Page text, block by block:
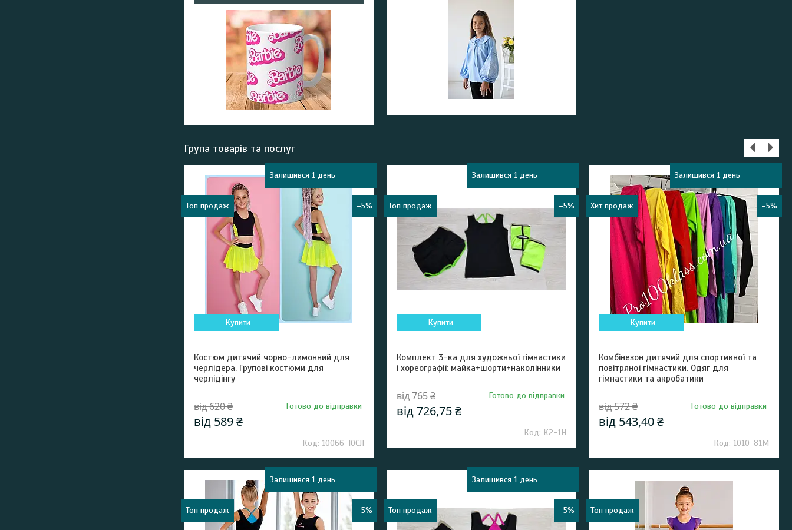
Група товарів та послуг
Топ продаж –5%
Залишився 1 день
Купити
Костюм дитячий чорно-лимонний для
черлідера. Групові костюми для
черлідінгу
від 620 ₴
від 589 ₴
Готово до відправки
10066-ЮСЛ
Топ продаж –5%
Залишився 1 день
Купити
Комплект 3-ка для художньої гімнастики
і хореографії: майка+шорти+наколінники
від 765 ₴
від 726,75 ₴
Готово до відправки
К2-1Н
Хит продаж –5%
Залишився 1 день
Купити
Комбінезон дитячий для спортивної та
повітряної гімнастики. Одяг для
гімнастики та акробатики
від 572 ₴
від 543,40 ₴
Готово до відправки
1010-81М
Топ продаж –5%
Залишився 1 день
Топ продаж –5%
Залишився 1 день
Топ продаж